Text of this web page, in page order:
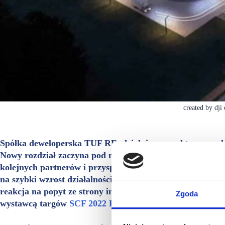
Zgoda
created by dji
Spółka deweloperska TUF RE, działająca w sektorze
Nowy rozdział zaczyna pod nazwą Refield. Zmiana
kolejnych partnerów i przyspieszyć działania
na szybki wzrost działalności spółki. Dzięki
reakcja na popyt ze strony inwestorów
wystawcą targów SCF 2022 Fall.